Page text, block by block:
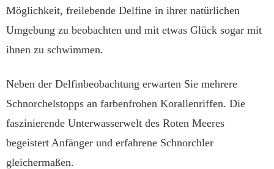
Möglichkeit, freilebende Delfine in ihrer natürlichen
Umgebung zu beobachten und mit etwas Glück sogar mit
ihnen zu schwimmen.
Neben der Delfinbeobachtung erwarten Sie mehrere
Schnorchelstopps an farbenfrohen Korallenriffen. Die
faszinierende Unterwasserwelt des Roten Meeres
begeistert Anfänger und erfahrene Schnorchler
gleichermaßen.